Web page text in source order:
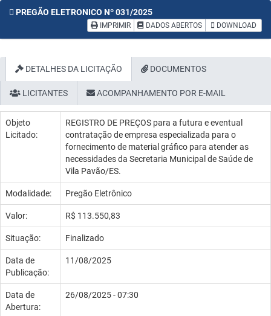
PREGÃO ELETRONICO Nº 031/2025
IMPRIMIR DADOS ABERTOS DOWNLOAD
DETALHES DA LICITAÇÃO DOCUMENTOS
LICITANTES ACOMPANHAMENTO POR E-MAIL
Objeto
Licitado:
REGISTRO DE PREÇOS para a futura e eventual
contratação de empresa especializada para o
fornecimento de material gráfico para atender as
necessidades da Secretaria Municipal de Saúde de
Vila Pavão/ES.
Modalidade: Pregão Eletrônico
Valor: R$ 113.550,83
Situação: Finalizado
Data de
Publicação:
11/08/2025
Data de
Abertura:
26/08/2025 - 07:30